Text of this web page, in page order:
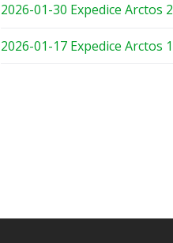
2026-01-30 Expedice Arctos 2
2026-01-17 Expedice Arctos 1